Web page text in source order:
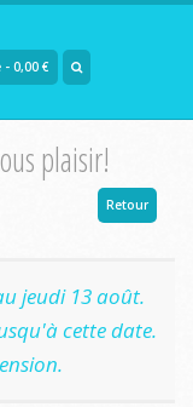
0,00 €
plaisir!
Retour
jeudi 13 août.
cette date.